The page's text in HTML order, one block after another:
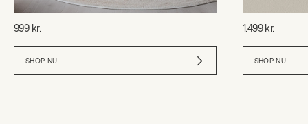
999 kr.
SHOP NU
1.499 kr.
SHOP NU